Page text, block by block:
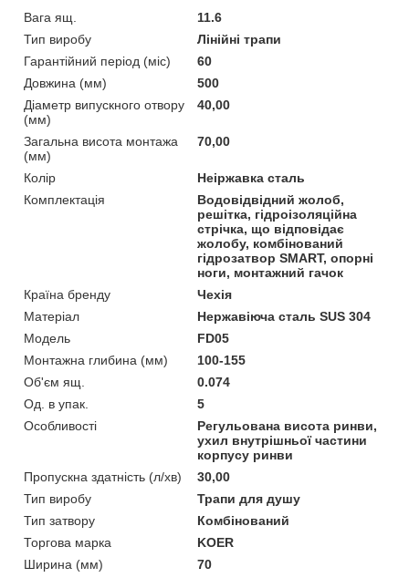
Вага ящ.
11.6
Тип виробу
Лінійні трапи
Гарантійний період (міс)
60
Довжина (мм)
500
Діаметр випускного отвору
(мм)
40,00
Загальна висота монтажа
(мм)
70,00
Колір
Неіржавка сталь
Комплектація
Водовідвідний жолоб,
решітка, гідроізоляційна
стрічка, що відповідає
жолобу, комбінований
гідрозатвор SMART, опорні
ноги, монтажний гачок
Країна бренду
Чехія
Матеріал
Нержавіюча сталь SUS 304
Мoдель
FD05
Монтажна глибина (мм)
100-155
Об'єм ящ.
0.074
Од. в упак.
5
Особливості
Регульована висота ринви,
ухил внутрішньої частини
корпусу ринви
Пропускна здатність (л/хв)
30,00
Тип виробу
Трапи для душу
Тип затвору
Комбінований
Торгова марка
KOER
Ширина (мм)
70